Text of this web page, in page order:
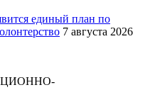
единый план по
7 августа 2026